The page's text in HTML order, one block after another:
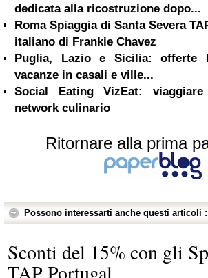
dedicata alla ricostruzione dopo...
Roma Spiaggia di Santa Severa
italiano di Frankie Chavez
Puglia, Lazio e Sicilia: offerte
vacanze in casali e ville...
Social Eating VizEat:
network culinario
Ritornare alla prima
Possono interessarti anche questi articoli :
Sconti del 15% con gli
TAP Portugal